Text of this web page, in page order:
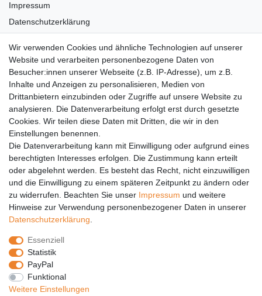
Impressum
Datenschutzerklärung
Versandkosten
Barrierefreiheit
Anleitungen
Vertrag widerrufen
PARTNER
DHL
GLS
PaketPLUS
SPONSORING
Malchower SV 90
Malchower Wölfe
ZERTIFIKATE
Wir verwenden Cookies und ähnliche Technologien auf unserer
Website und verarbeiten personenbezogene Daten von
Besucher:innen unserer Webseite (z.B. IP-Adresse), um z.B.
Inhalte und Anzeigen zu personalisieren, Medien von
Drittanbietern einzubinden oder Zugriffe auf unsere Website zu
analysieren. Die Datenverarbeitung erfolgt erst durch gesetzte
Cookies. Wir teilen diese Daten mit Dritten, die wir in den
Einstellungen benennen.
Die Datenverarbeitung kann mit Einwilligung oder aufgrund eines
berechtigten Interesses erfolgen. Die Zustimmung kann erteilt
oder abgelehnt werden. Es besteht das Recht, nicht einzuwilligen
und die Einwilligung zu einem späteren Zeitpunkt zu ändern oder
zu widerrufen. Beachten Sie unser Impressum und weitere
Hinweise zur Verwendung personenbezogener Daten in unserer
Daten­schutz­erklärung
Essenziell
Statistik
PayPal
Funktional
Weitere Einstellungen